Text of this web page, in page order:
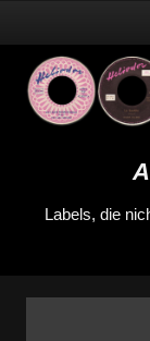
Labels, die